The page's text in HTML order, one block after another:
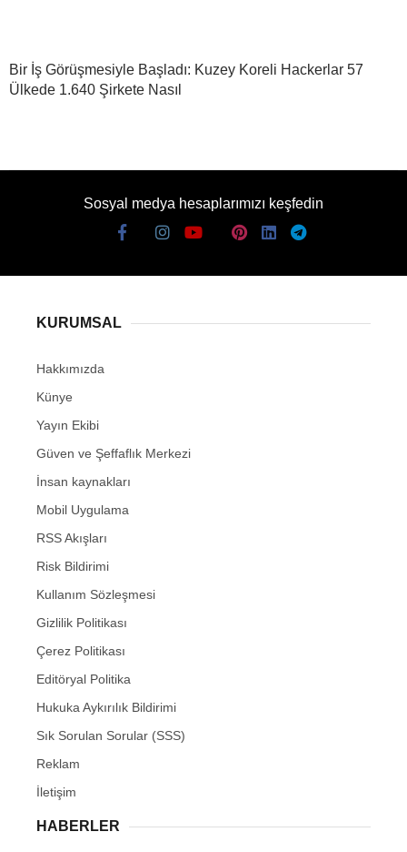
Bir İş Görüşmesiyle Başladı: Kuzey Koreli Hackerlar 57
Ülkede 1.640 Şirkete Nasıl
Sosyal medya hesaplarımızı keşfedin
KURUMSAL
Hakkımızda
Künye
Yayın Ekibi
Güven ve Şeffaflık Merkezi
İnsan kaynakları
Mobil Uygulama
RSS Akışları
Risk Bildirimi
Kullanım Sözleşmesi
Gizlilik Politikası
Çerez Politikası
Editöryal Politika
Hukuka Aykırılık Bildirimi
Sık Sorulan Sorular (SSS)
Reklam
İletişim
HABERLER